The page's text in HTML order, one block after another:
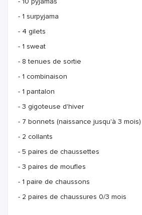
- 1 surpyjama
- 4 gilets
- 1 sweat
- 8 tenues de sortie
- 1 combinaison
- 1 pantalon
- 3 gigoteuse d'hiver
- 7 bonnets (naissance jusqu'à 3 mois)
- 2 collants
- 5 paires de chaussettes
- 3 paires de moufles
- 1 paire de chaussons
- 2 paires de chaussures 0/3 mois